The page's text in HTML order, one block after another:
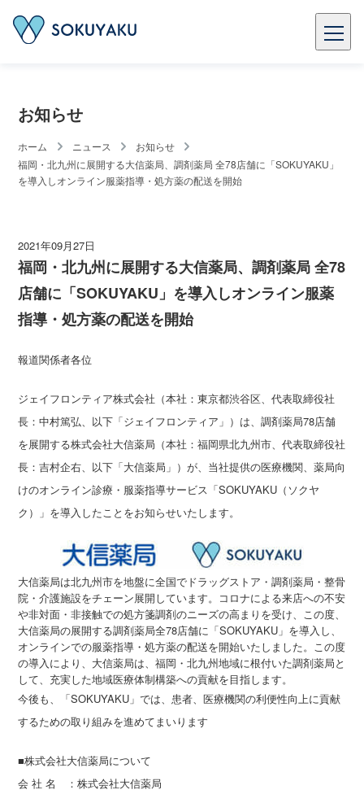
お知らせ
ホーム ニュース
お知らせ
福岡・北九州に展開する大信薬局、調剤薬局 全78店舗に「SOKUYAKU」
を導入しオンライン服薬指導・処方薬の配送を開始
2021年09月27日
福岡・北九州に展開する大信薬局、調剤薬局 全78
店舗に「SOKUYAKU」を導入しオンライン服薬
指導・処方薬の配送を開始
報道関係者各位
ジェイフロンティア株式会社（本社：東京都渋谷区、代表取締役社
長：中村篤弘、以下「ジェイフロンティア」）は、調剤薬局78店舗
を展開する株式会社大信薬局（本社：福岡県北九州市、代表取締役社
長：吉村企右、以下「大信薬局」）が、当社提供の医療機関、薬局向
けのオンライン診療・服薬指導サービス「SOKUYAKU（ソクヤ
ク）」を導入したことをお知らせいたします。
大信薬局は北九州市を地盤に全国でドラッグストア・調剤薬局・整骨
院・介護施設をチェーン展開しています。コロナによる来店への不安
や非対面・非接触での処方箋調剤のニーズの高まりを受け、この度、
大信薬局の展開する調剤薬局全78店舗に「SOKUYAKU」を導入し、
オンラインでの服薬指導・処方薬の配送を開始いたしました。この度
の導入により、大信薬局は、福岡・北九州地域に根付いた調剤薬局と
して、充実した地域医療体制構築への貢献を目指します。
今後も、「SOKUYAKU」では、患者、医療機関の利便性向上に貢献
するための取り組みを進めてまいります
■株式会社大信薬局について
会 社 名 ：株式会社大信薬局